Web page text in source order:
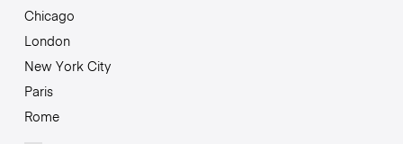
Chicago
London
New York City
Paris
Rome